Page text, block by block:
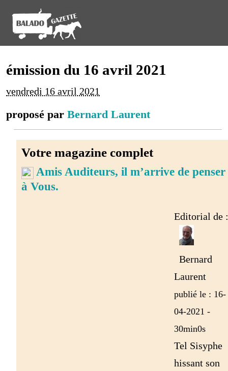
émission du 16 avril 2021
vendredi 16 avril 2021
proposé par Bernard Laurent
Votre magazine complet
Amis Auditeurs, il m’arrive de penser
à Vous.
Editorial de :
Bernard
Laurent
publié le : 16-
04-2021 -
30min0s
Tel Sisyphe
hissant son